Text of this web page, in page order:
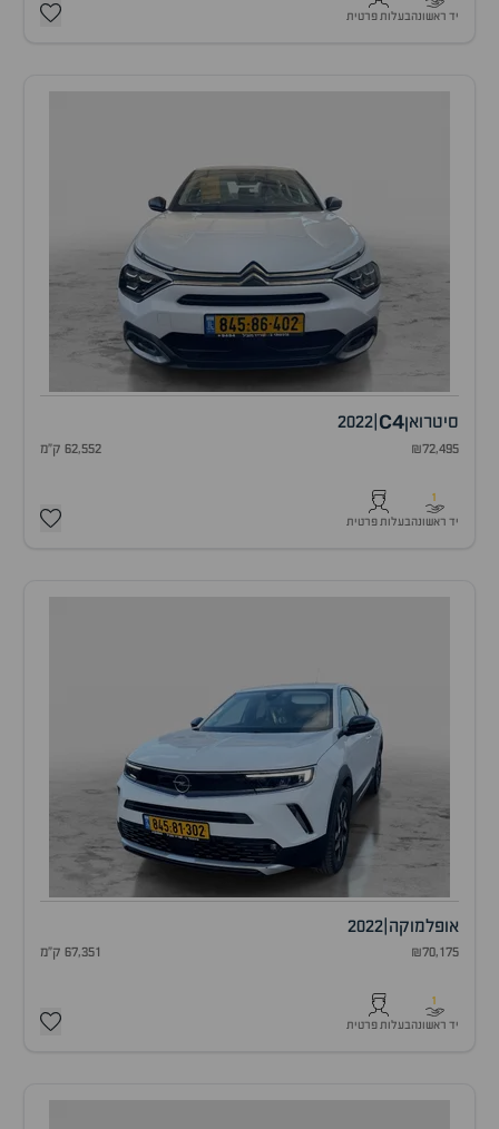
יד ראשונהבעלות פרטית
סיטרואןC4
2022
₪72,495 62,552 ק"מ
1
יד ראשונהבעלות פרטית
אופלמוקה 2022
₪70,175 67,351 ק"מ
1
יד ראשונהבעלות פרטית